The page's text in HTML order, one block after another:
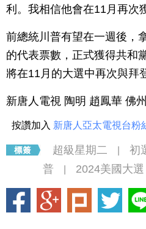
利。我相信他會在11月再次
前總統川普有望在一週後，
的代表票數，正式獲得共和
將在11月的大選中再次與拜
新唐人電視 陶明 趙鳳華 佛
按讚加入 新唐人亞太電視台粉
超級星期二 初
普
2024美國大選